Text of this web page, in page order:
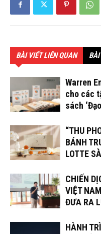
BÀI VIẾT LIÊN QUAN BÀI
Warren
cho các
sách
“THU
BÁNH
LOTTE
CHIẾN
VIỆT
ĐƯA RA
HÀNH